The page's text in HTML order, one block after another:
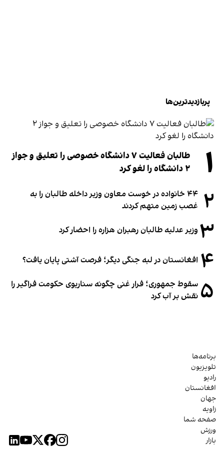
پربازدیدترین‌ها
۱
طالبان فعالیت ۷ دانشگاه خصوصی را تعلیق و جواز
۲ دانشگاه را لغو کرد
۲
۴۴ خانواده در خوست معاون وزیر داخله طالبان را به
غصب زمین متهم کردند
۳ وزیر عدلیه طالبان رهبران هزاره را احضار کرد
۴ افغانستان در لبه جنگی دیگر؛ فرصت آشتی پایان یافت؟
۵ سقوط جمهوری؛ فرار غنی چگونه سناریوی حکومت فراگیر را
نقش بر آب کرد
برنامه‌ها
تلویزیون
رادیو
افغانستان
جهان
زاویه
صفحه شما
ورزش
بازار